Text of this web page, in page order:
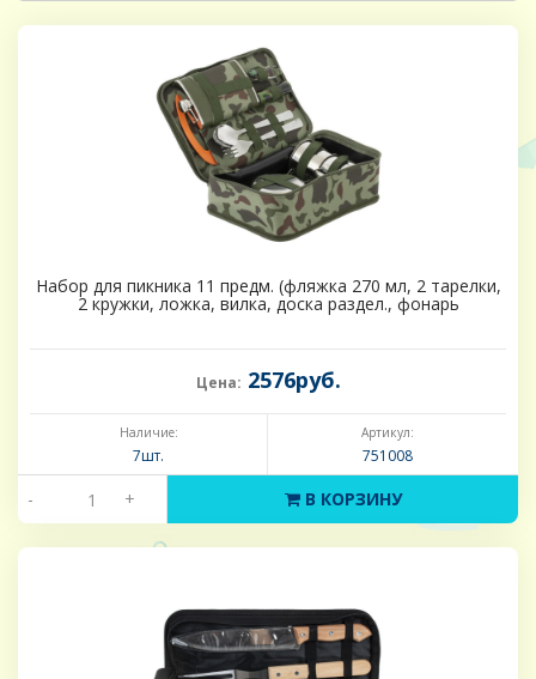
Набор для пикника 11 предм. (фляжка 270 мл, 2 тарелки,
2 кружки, ложка, вилка, доска раздел., фонарь
Цена: 2576руб.
Наличие:
7шт.
Артикул:
751008
- + В КОРЗИНУ